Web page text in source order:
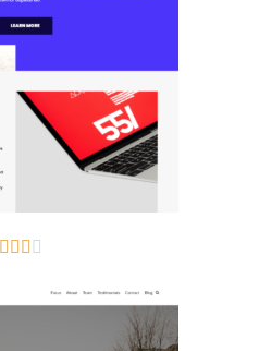
   